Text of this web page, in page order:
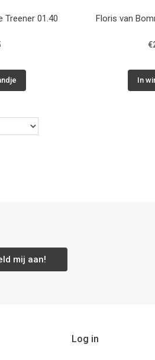
Treener 01.40 Floris van
In
mij aan!
Log in